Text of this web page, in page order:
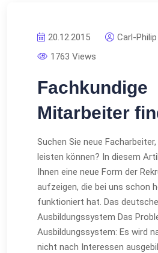
20.12.2015
Carl-
1763 Views
Fachkundige
Mitarbeiter
Suchen Sie neue
leisten können? In diesem
Ihnen eine neue Form der
aufzeigen, die bei uns schon
funktioniert hat. Das deutsche
Ausbildungssystem Das
Ausbildungssystem: Es wird
nicht nach Interessen